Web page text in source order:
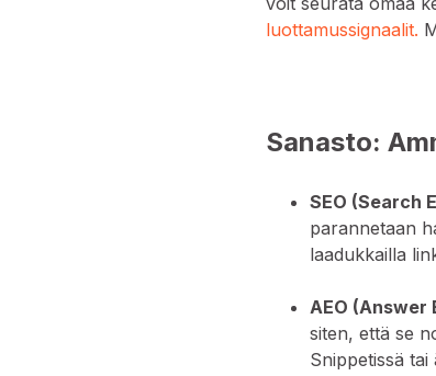
luottamussignaalit.
Sanasto:
SEO (Search
parannetaan
laadukkailla
AEO (Answer
siten, että se
Snippetissä